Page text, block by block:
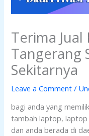
Terima
Tangerang
Sekitarnya
Leave a Comment /
bagi anda yang
tambah laptop, laptop
dan anda berada di